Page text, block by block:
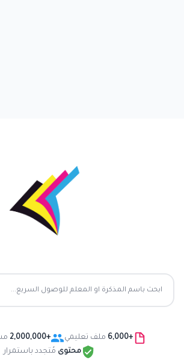
ابحث عن ملف
+6,000 ملف تعليمي +2,000,000
محتوى مُتجدد باستمرار